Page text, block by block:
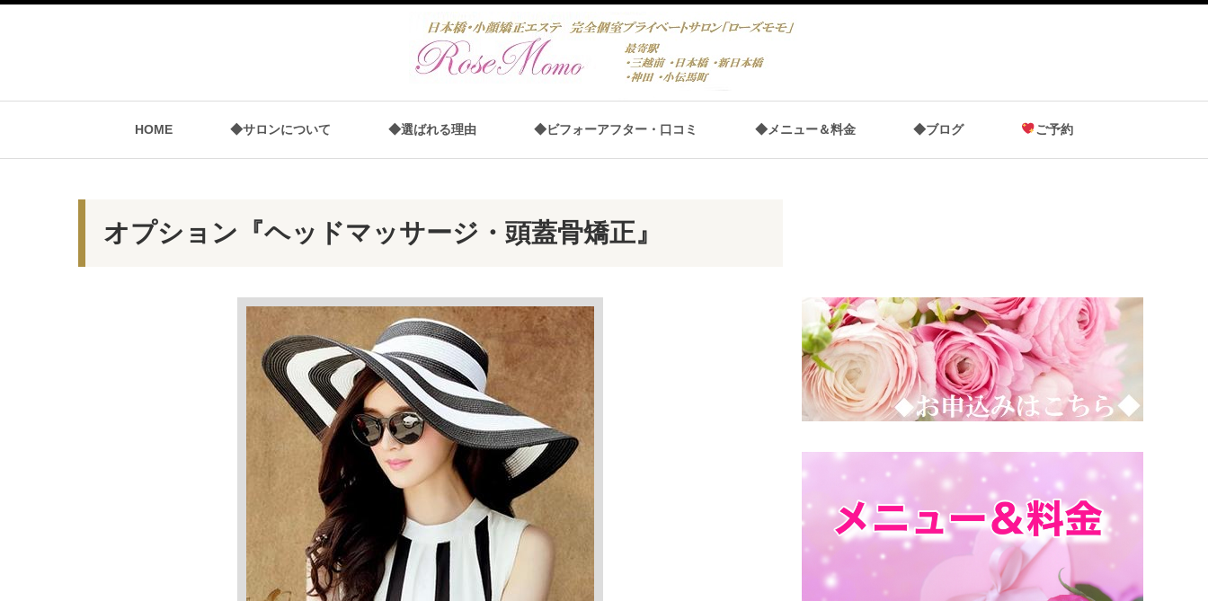
HOME ◆サロンについて ◆選ばれる理由 ◆ビフォーアフター・口コミ ◆メニュー＆料金 ◆ブログ ご予約
オプション『ヘッドマッサージ・頭蓋骨矯正』